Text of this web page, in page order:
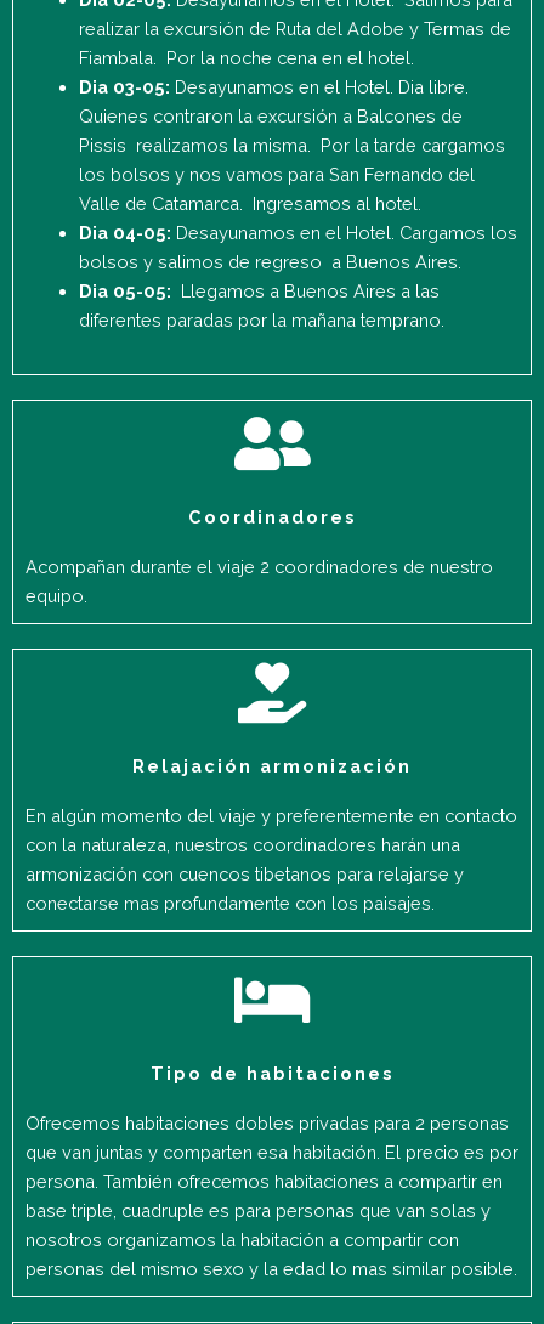
realizar la excursión de Ruta del Adobe y Termas de
Fiambala. Por la noche cena en el hotel.
Dia 03-05: Desayunamos en el Hotel. Dia libre.
Quienes contraron la excursión a Balcones de
Pissis realizamos la misma. Por la tarde cargamos
los bolsos y nos vamos para San Fernando del
Valle de Catamarca. Ingresamos al hotel.
Dia 04-05: Desayunamos en el Hotel. Cargamos los
bolsos y salimos de regreso a Buenos Aires.
Dia 05-05: Llegamos a Buenos Aires a las
diferentes paradas por la mañana temprano.
Coordinadores
Acompañan durante el viaje 2 coordinadores de nuestro
equipo.
Relajación armonización
En algún momento del viaje y preferentemente en contacto
con la naturaleza, nuestros coordinadores harán una
armonización con cuencos tibetanos para relajarse y
conectarse mas profundamente con los paisajes.
Tipo de habitaciones
Ofrecemos habitaciones dobles privadas para 2 personas
que van juntas y comparten esa habitación. El precio es por
persona. También ofrecemos habitaciones a compartir en
base triple, cuadruple es para personas que van solas y
nosotros organizamos la habitación a compartir con
personas del mismo sexo y la edad lo mas similar posible.